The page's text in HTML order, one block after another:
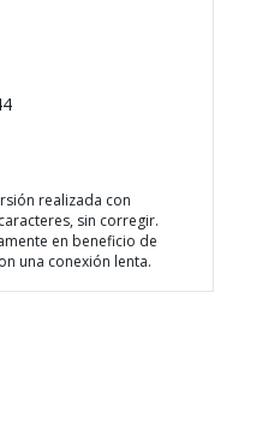
realizada con
sin corregir.
en beneficio de
una conexión lenta.